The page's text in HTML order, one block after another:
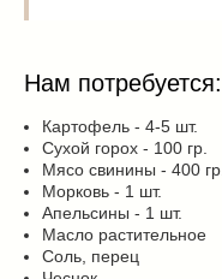
Нам потребуется:
Картофель - 4-5 шт.
Сухой горох - 100 гр.
Мясо свинины - 400 гр.
Морковь - 1 шт.
Апельсины - 1 шт.
Масло растительное
Соль, перец